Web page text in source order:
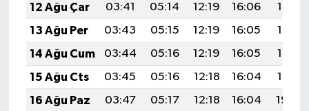
12 Ağu Çar
03:41 05:14 12:19 16:06
19:14
13 Ağu Per
03:43 05:15 12:19 16:05
19:13
14 Ağu Cum
03:44 05:16 12:19 16:05
19:12
15 Ağu Cts
03:45 05:16 12:18 16:04
19:10
16 Ağu Paz
03:47 05:17 12:18 16:04
19:09